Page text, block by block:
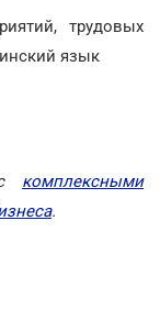
трудовых
язык
комплексными
.